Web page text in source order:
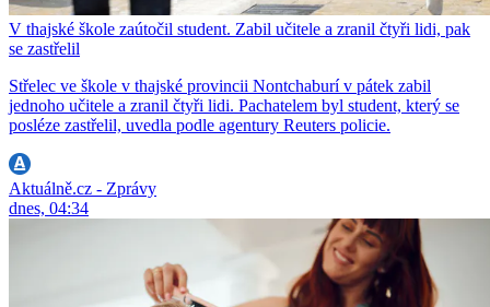
V thajské škole zaútočil student. Zabil učitele a zranil čtyři lidi, pak
se zastřelil
Střelec ve škole v thajské provincii Nontchaburí v pátek zabil
jednoho učitele a zranil čtyři lidi. Pachatelem byl student, který se
posléze zastřelil, uvedla podle agentury Reuters policie.
Aktuálně.cz - Zprávy
dnes, 04:34